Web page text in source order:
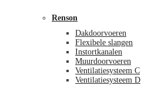
Renson
Dakdoorvoeren
Flexibele slangen
Instortkanalen
Muurdoorvoeren
Ventilatiesysteem C
Ventilatiesysteem D